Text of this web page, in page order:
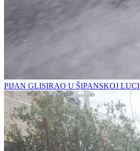
PIJAN GLISIRAO U ŠIPANSKOJ LUCI